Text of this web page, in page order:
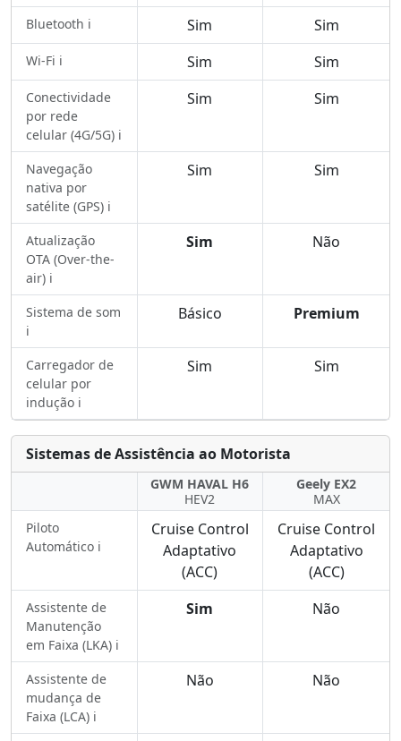
Bluetooth ℹ️ Sim Sim
Wi-Fi ℹ️ Sim Sim
Conectividade
por rede
celular (4G/5G) ℹ️
Sim Sim
Navegação
nativa por
satélite (GPS) ℹ️
Sim Sim
Atualização
OTA (Over-the-
air) ℹ️
Sim Não
Sistema de som
ℹ️
Básico Premium
Carregador de
celular por
indução ℹ️
Sim Sim
Sistemas de Assistência ao Motorista
GWM HAVAL H6
HEV2
Geely EX2
MAX
Piloto
Automático ℹ️
Cruise Control
Adaptativo
(ACC)
Cruise Control
Adaptativo
(ACC)
Assistente de
Manutenção
em Faixa (LKA) ℹ️
Sim Não
Assistente de
mudança de
Faixa (LCA) ℹ️
Não Não